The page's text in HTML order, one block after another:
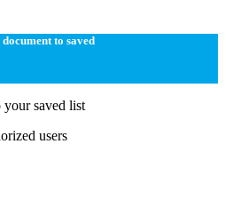
to saved
your saved list
users